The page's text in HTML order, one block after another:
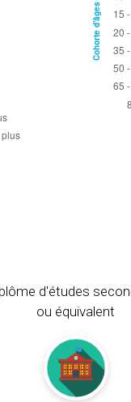
d'études
ou équivalent